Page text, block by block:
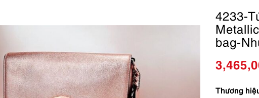
4233-
bag-
Thương